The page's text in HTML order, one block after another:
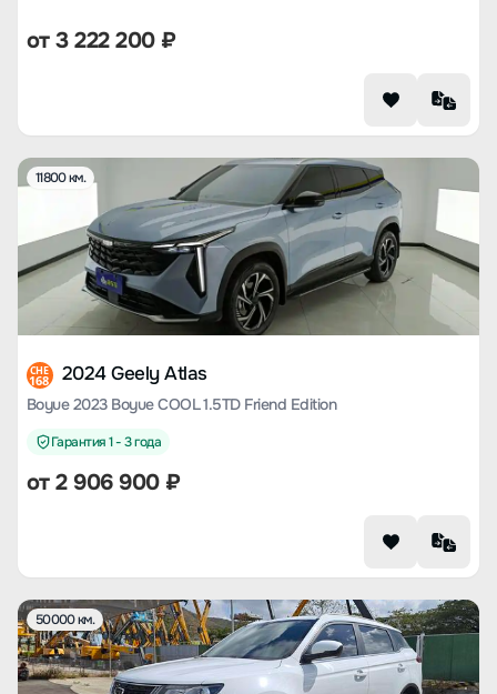
от3 222 200₽
11800 км.
CHE
168 2024 Geely Atlas
Boyue 2023 Boyue COOL 1.5TD Friend Edition
Гарантия 1 - 3 года
от2 906 900₽
50000 км.